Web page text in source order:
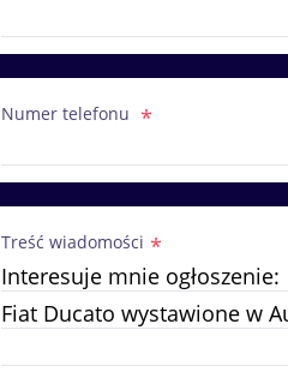
Numer telefonu
Treść wiadomości